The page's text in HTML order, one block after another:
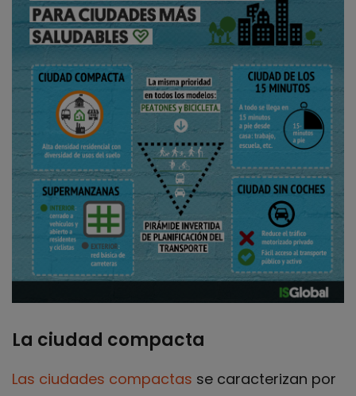
La ciudad compacta
Las ciudades compactas se caracterizan por